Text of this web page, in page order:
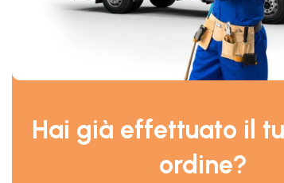
Hai già effettuato il
ordine?